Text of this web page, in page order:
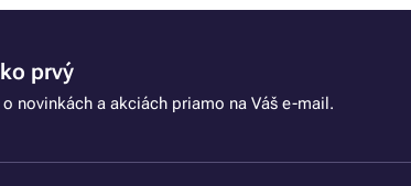
prvý
novinkách a akciách priamo na Váš e-mail.